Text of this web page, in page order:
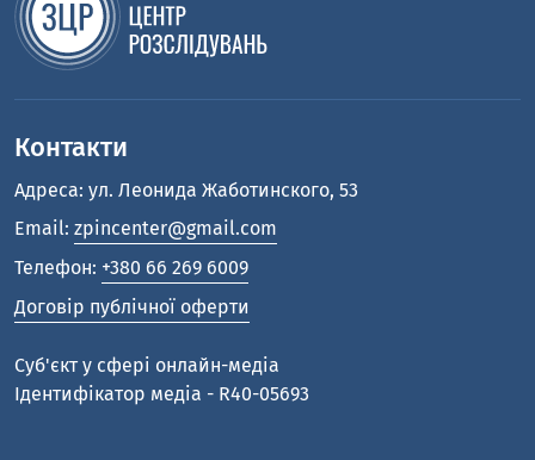
Контакти
Адреса: ул. Леонида Жаботинского, 53
Email: zpincenter@gmail.com
Телефон: +380 66 269 6009
Договір публічної оферти
Cуб'єкт у сфері онлайн-медіа
Ідентифікатор медіа - R40-05693